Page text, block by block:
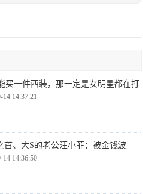
买一件西装，那一定是女明星都在打
14:37:21
首、大S的老公汪小菲：被金钱波
14 14:36:50